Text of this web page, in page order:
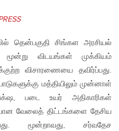
தென்பகுதி சிங்கள அரசியல்
மூன்று விடயங்கள் முக்கியம்
விசாரணையை தவிர்ப்பது.
மத்தியிலும் முன்னாள்
படை உயர் அதிகாரிகள்
வேலைத் திட்டங்களை தேசிய
மூன்றாவது, சர்வதேச